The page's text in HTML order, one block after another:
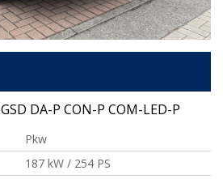
DA-P CON-P COM-LED-P
Pkw
187 kW / 254 PS